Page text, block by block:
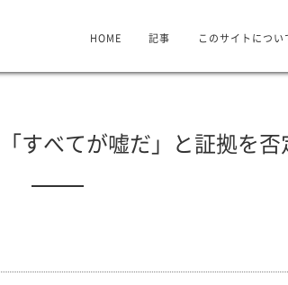
HOME 記事 このサイトについ
すべてが嘘だ」と証拠を否